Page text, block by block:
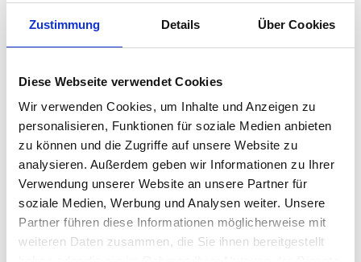
Zustimmung Details Über Cookies
Diese Webseite verwendet Cookies
Wir verwenden Cookies, um Inhalte und Anzeigen zu
personalisieren, Funktionen für soziale Medien anbieten
zu können und die Zugriffe auf unsere Website zu
analysieren. Außerdem geben wir Informationen zu Ihrer
Verwendung unserer Website an unsere Partner für
soziale Medien, Werbung und Analysen weiter. Unsere
Partner führen diese Informationen möglicherweise mit
weiteren Daten zusammen, die Sie ihnen bereitgestellt
Ab 299,00 €
Ausführung auswählen